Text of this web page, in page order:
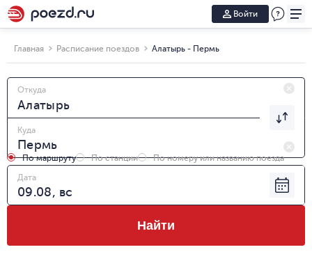
Войти
Главная Расписание поездов Алатырь - Пермь
Откуда
Куда
По маршруту По станции
По номеру или названию поезда
Дата
Найти